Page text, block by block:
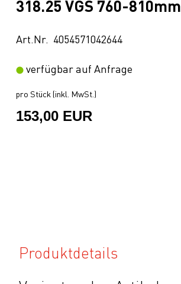
318.25 VGS 760-810mm
Art.Nr. 4054571042644
verfügbar auf Anfrage
pro Stück (inkl. MwSt.)
153,00 EUR
Produktdetails